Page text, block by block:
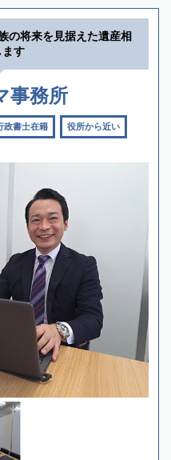
の将来を見据えた遺産相
ます
事務所
政書士在籍 役所から近い